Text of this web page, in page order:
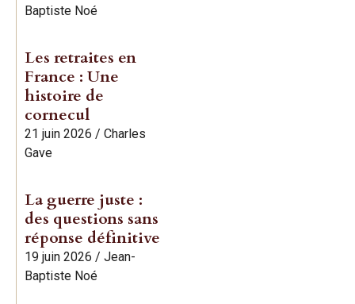
Baptiste Noé
Les retraites en
France : Une
histoire de
cornecul
21 juin 2026 / Charles
Gave
La guerre juste :
des questions sans
réponse définitive
19 juin 2026 / Jean-
Baptiste Noé